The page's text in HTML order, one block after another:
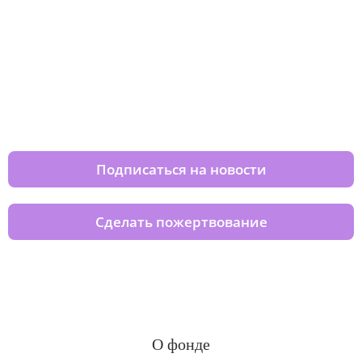
Подписаться на новости
Сделать пожертвование
О фонде